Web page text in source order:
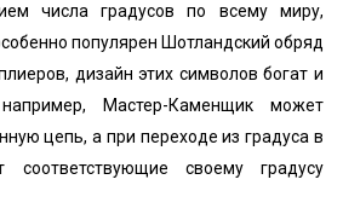
числа градусов по всему миру,
популярен Шотландский обряд
дизайн этих символов богат и
Мастер-Каменщик может
цепь, а при переходе из градуса в
соответствующие своему градусу